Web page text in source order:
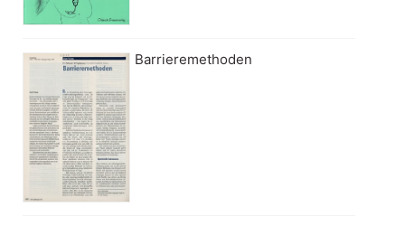
Barrieremethoden